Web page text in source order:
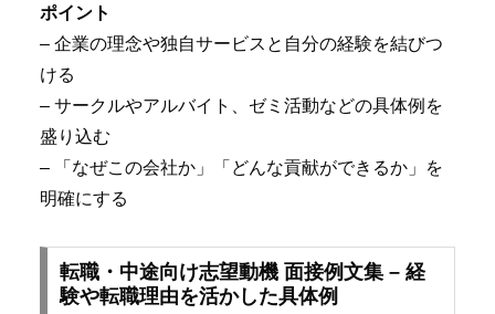
ポイント
– 企業の理念や独自サービスと自分の経験を結びつ
ける
– サークルやアルバイト、ゼミ活動などの具体例を
盛り込む
– 「なぜこの会社か」「どんな貢献ができるか」を
明確にする
転職・中途向け志望動機 面接例文集 – 経
験や転職理由を活かした具体例